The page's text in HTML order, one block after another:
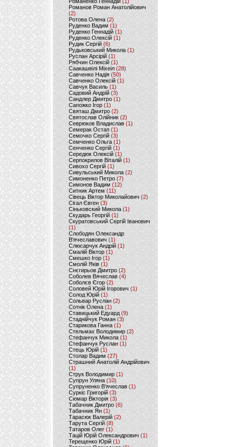
Романов Роман Анатолійович
(2)
Ротова Олена(2)
Руденко Вадим (1)
Руденко Геннадій (1)
Руденко Олексій(1)
Рудик Сергій(6)
Рудьковський Микола (1)
Руслан Арсірій(1)
Рябчин Олексій (1)
Саакашвілі Міхеіл(28)
Савченко Надія (50)
Савченко Олексій(1)
Савчук Василь (1)
Садовий Андрій (3)
Сандлер Дмитро(1)
Сапожко Ігор(1)
Святаш Дмитро (2)
Святослав Олійник (2)
Севрюков Владислав (1)
Семерак Остап (1)
Семочко Сергій (3)
Семченко Ольга (1)
Сенченко Сергій(1)
Середюк Олексій(1)
Серпокрилов Віталій(1)
Сивохо Сергій(1)
Сивульський Микола(2)
Симоненко Петро(7)
Симонов Вадим (12)
Ситник Артем(11)
Сівець Віктор Миколайович(2)
Сігал Євген (3)
Сіньковский Микола(1)
Скударь Георгій (1)
Скуратовський Сергій Іванович
(1)
Слободян Олександр
В'ячеславович(1)
Слюсарчук Андрій(1)
Смалій Віктор (1)
Смешко Ігор (1)
Смолій Яків (1)
Снєгирьов Дмитро (2)
Соболев Вячеслав (4)
Соболєв Єгор(2)
Соловей Юрій Ігорович (1)
Солод Юрій (1)
Сольвар Руслан (2)
Сотнік Олена(1)
Ставицький Едуард (9)
Стаднійчук Роман(3)
Старикова Ганна (1)
Стельмах Володимир(2)
Стефанчук Микола (1)
Стефанчук Руслан (1)
Стець Юрій (1)
Столар Вадим(27)
Страшний Анатолій Андрійович
(1)
Струк Володимир (1)
Супрун Уляна (10)
Супруненко В'ячеслав (1)
Суркіс Григорій (3)
Сюмар Вікторія (3)
Табачник Дмитро (6)
Табачник Ян(1)
Тарасюк Валерій (2)
Тарута Сергій (8)
Татаров Олег(1)
Тацій Юрій Олександрович(1)
Терещенко Юрій(1)